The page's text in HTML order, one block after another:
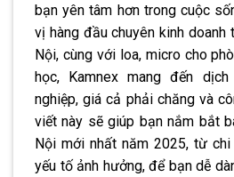
bạn yên tâm hơn trong cuộc
vị hàng đầu chuyên kinh doanh
Nội, cùng với loa, micro cho
học, Kamnex mang đến
nghiệp, giá cả phải chăng và
viết này sẽ giúp bạn nắm bắt
Nội mới nhất năm 2025, từ
yếu tố ảnh hưởng, để bạn dễ